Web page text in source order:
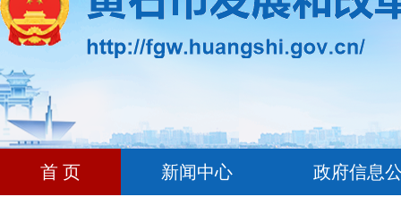
首 页 新闻中心 政府信息